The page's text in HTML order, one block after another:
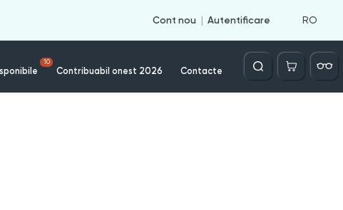
Cont nou Autentificare RO
10
Contribuabil onest 2026 Contacte
Căutare